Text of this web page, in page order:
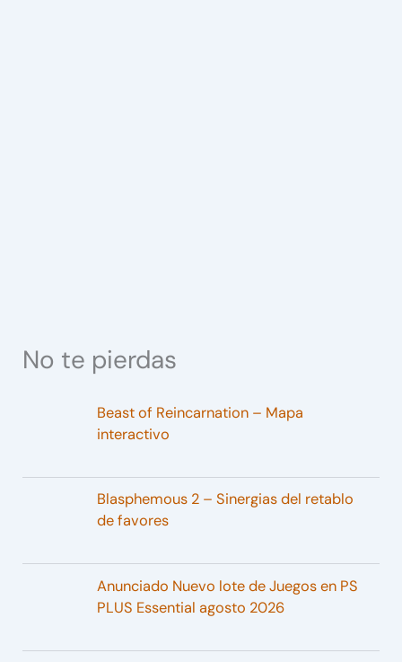
No te pierdas
Beast of Reincarnation – Mapa
interactivo
Blasphemous 2 – Sinergias del retablo
de favores
Anunciado Nuevo lote de Juegos en PS
PLUS Essential agosto 2026